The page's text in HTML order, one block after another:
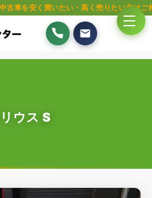
たい・高く売りたい方はご相談ください
ウス S